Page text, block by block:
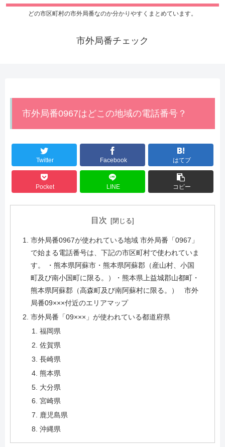
どの市区町村の市外局番なのか分かりやすくまとめています。
市外局番チェック
市外局番0967はどこの地域の電話番号？
Twitter Facebook はてブ
Pocket LINE コピー
目次
市外局番0967が使われている地域 市外局番「0967」
で始まる電話番号は、下記の市区町村で使われていま
す。 ・熊本県阿蘇市・熊本県阿蘇郡（産山村、小国
町及び南小国町に限る。）・熊本県上益城郡山都町・
熊本県阿蘇郡（高森町及び南阿蘇村に限る。） 市外
局番09×××付近のエリアマップ
市外局番「09×××」が使われている都道府県
福岡県
佐賀県
長崎県
熊本県
大分県
宮崎県
鹿児島県
沖縄県